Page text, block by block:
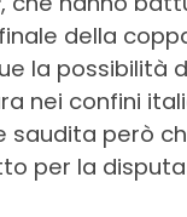
della
la possibilità
nei confini
saudita però
per la